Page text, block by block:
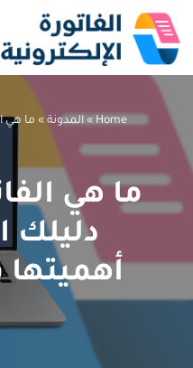
تخطى
المحتوى
Home
»المدونة» ما هي
ما هي
دليلك